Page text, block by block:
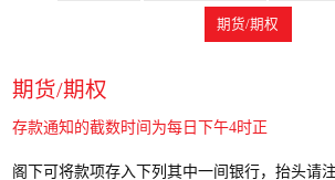
期货/期权
期货/期权
存款通知的截数时间为每日下午4时正
阁下可将款项存入下列其中一间银行，抬头请